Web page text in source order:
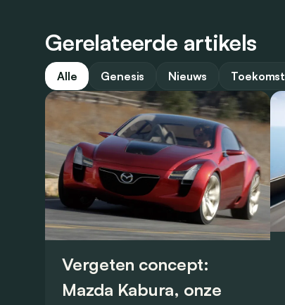
Gerelateerde artikels
Alle Genesis Nieuws Toekomst
Vergeten concept:
Mazda Kabura, onze